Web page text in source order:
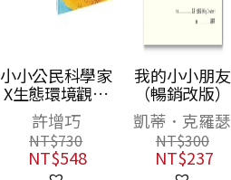
小小公民科學家
X生態環境觀察
套書（神祕甲蟲
+水鳥餐廳，共2
書）
許增巧
NT$730
NT$548
我的小小朋友
（暢銷改版）
凱蒂．克羅瑟
NT$300
NT$237